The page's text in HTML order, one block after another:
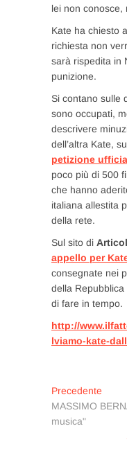
lei non conosce,
Kate ha chiesto
richiesta non
sarà rispedita in
punizione.
Si contano sulle
sono occupati,
descrivere
dell’altra Kate,
petizione
poco più di 500
che hanno
italiana allestita
della rete.
Sul sito di
appello per
consegnate nei
della
di fare in tempo.
http://
lviamo-kate-
articoli
Precedente
MASSIMO
musica"